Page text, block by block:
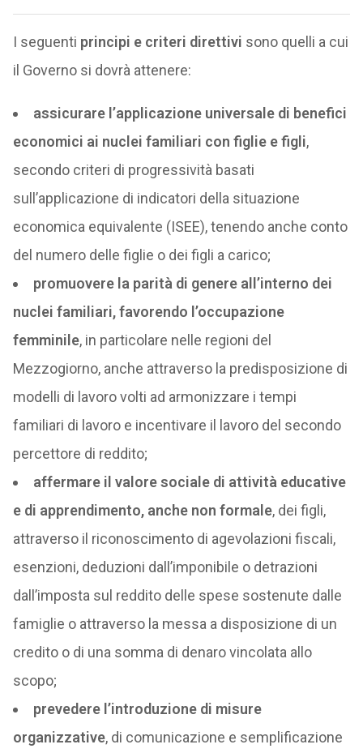
I seguenti principi e criteri direttivi sono quelli a cui
il Governo si dovrà attenere:
assicurare l’applicazione universale di benefici
economici ai nuclei familiari con figlie e figli,
secondo criteri di progressività basati
sull’applicazione di indicatori della situazione
economica equivalente (ISEE), tenendo anche conto
del numero delle figlie o dei figli a carico;
promuovere la parità di genere all’interno dei
nuclei familiari, favorendo l’occupazione
femminile, in particolare nelle regioni del
Mezzogiorno, anche attraverso la predisposizione di
modelli di lavoro volti ad armonizzare i tempi
familiari di lavoro e incentivare il lavoro del secondo
percettore di reddito;
affermare il valore sociale di attività educative
e di apprendimento, anche non formale, dei figli,
attraverso il riconoscimento di agevolazioni fiscali,
esenzioni, deduzioni dall’imponibile o detrazioni
dall’imposta sul reddito delle spese sostenute dalle
famiglie o attraverso la messa a disposizione di un
credito o di una somma di denaro vincolata allo
scopo;
prevedere l’introduzione di misure
organizzative, di comunicazione e semplificazione